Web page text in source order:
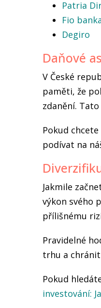
Patria
Fio
Degiro
Daňové
V České
paměti, že
zdanění.
Pokud
podívat na
Jakmile
výkon svého
přílišnému
Pravidelné
trhu a
Pokud
investování: